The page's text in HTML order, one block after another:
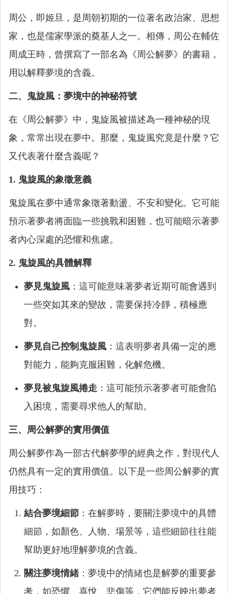
周公，即姬旦，是周朝初期的一位著名政治家、思想
家，也是儒家學派的奠基人之一。相傳，周公在輔佐
周成王時，曾撰寫了一部名為《周公解夢》的書籍，
用以解釋夢境的含義。
二、鬼旋風：夢境中的神秘符號
在《周公解夢》中，鬼旋風被描述為一種神秘的現
象，常常出現在夢中。那麼，鬼旋風究竟是什麼？它
又代表著什麼含義呢？
1. 鬼旋風的象徵意義
鬼旋風在夢中通常象徵著動盪、不安和變化。它可能
預示著夢者將面臨一些挑戰和困難，也可能暗示著夢
者內心深處的恐懼和焦慮。
2. 鬼旋風的具體解釋
夢見鬼旋風 ：這可能意味著夢者近期可能會遇到
一些突如其來的變故，需要保持冷靜，積極應
對。
夢見自己控制鬼旋風 ：這表明夢者具備一定的應
對能力，能夠克服困難，化解危機。
夢見被鬼旋風捲走 ：這可能預示著夢者可能會陷
入困境，需要尋求他人的幫助。
三、周公解夢的實用價值
周公解夢作為一部古代解夢學的經典之作，對現代人
仍然具有一定的實用價值。以下是一些周公解夢的實
用技巧：
結合夢境細節 ：在解夢時，要關注夢境中的具體
細節，如顏色、人物、場景等，這些細節往往能
幫助更好地理解夢境的含義。
關注夢境情緒：夢境中的情緒也是解夢的重要參
考，如恐懼、喜悅、悲傷等，它們能反映出夢者